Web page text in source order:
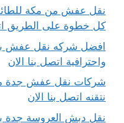
كل خطوة على الطريق
واحترافية اتصل بنا الان
نتقنه اتصل بنا الان